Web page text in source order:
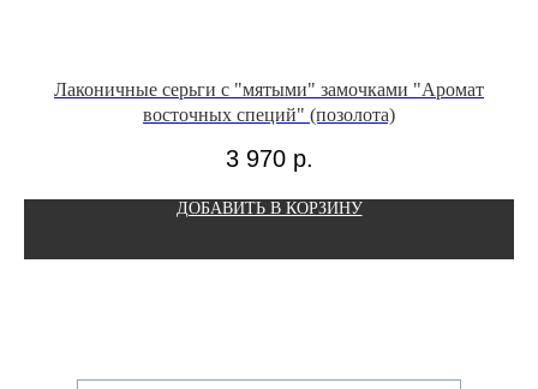
Лаконичные серьги с "мятыми" замочками "Аромат
восточных специй" (позолота)
3 970 р.
ДОБАВИТЬ В КОРЗИНУ